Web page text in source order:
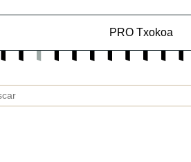
PRO Txokoa